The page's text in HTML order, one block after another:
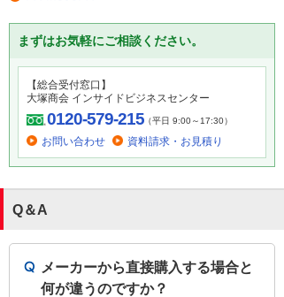
まずはお気軽にご相談ください。
【総合受付窓口】
大塚商会 インサイドビジネスセンター
0120-579-215（平日 9:00～17:30）
お問い合わせ 資料請求・お見積り
Q＆A
メーカーから直接購入する場合と
何が違うのですか？